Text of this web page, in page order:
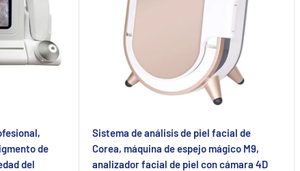
de
del
Sistema de análisis de piel facial de
Corea, máquina de espejo mágico M9,
analizador facial de piel con cámara 4D